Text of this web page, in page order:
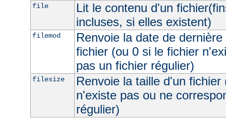
file
Lit le contenu d'un
incluses, si elles existent)
filemod
Renvoie la date de
fichier (ou 0 si le fichier
pas un fichier régulier)
filesize
Renvoie la taille d'un
n'existe pas ou ne
régulier)